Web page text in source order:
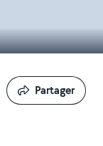
Partager
Partager